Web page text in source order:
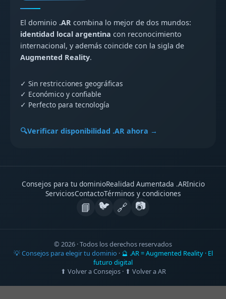
El dominio .AR combina lo mejor de dos mundos:
identidad local argentina con reconocimiento
internacional, y además coincide con la sigla de
Augmented Reality.
✓ Sin restricciones geográficas
✓ Económico y confiable
✓ Perfecto para tecnología
🔍Verificar disponibilidad .AR ahora →
Consejos para tu dominioRealidad Aumentada .ARInicio
ServiciosContactoTérminos y condiciones
📘 🐦 🔗 📷
© 2026 · Todos los derechos reservados
💡 Consejos para elegir tu dominio · 🔮 .AR = Augmented Reality · El
futuro digital
⬆ Volver a Consejos· ⬆ Volver a AR